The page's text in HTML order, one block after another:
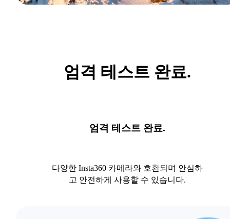
엄격 테스트 완료.
엄격 테스트 완료.
다양한 Insta360 카메라와 호환되며 안심하
고 안전하게 사용할 수 있습니다.